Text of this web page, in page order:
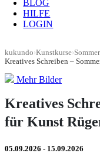
BLOG
HILFE
LOGIN
kukundo›Kunstkurse›
Mehr Bilder
Kreatives
für Kunst
05.09.2026 - 15.09.2026